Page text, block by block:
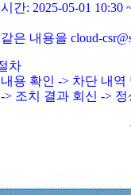
간: 2025-05-01 10:30
은 내용을 cloud-
차
용 확인 -> 차단 내
> 조치 결과 회신 ->